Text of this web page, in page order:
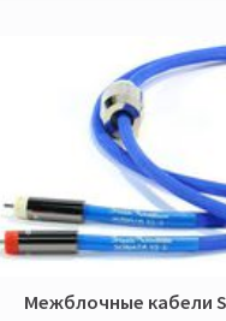
Межблочные кабели